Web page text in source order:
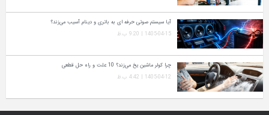
آیا سیستم صوتی حرفه‌ ای به باتری و دینام آسیب می‌زند؟
1405-04-15 | 9:20 ب.ظ
چرا کولر ماشین یخ می‌زند؟ 10 علت و راه‌ حل قطعی
1405-04-12 | 4:42 ب.ظ